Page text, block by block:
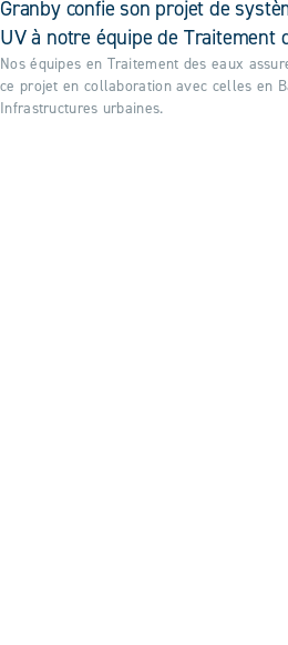
Granby confie son projet de
UV à notre équipe de Traitement
Nos équipes en Traitement des eaux
ce projet en collaboration avec celles en
Infrastructures urbaines.